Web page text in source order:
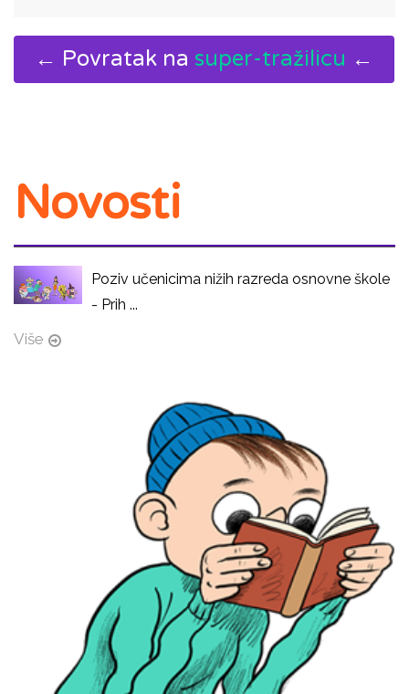
← Povratak na super-tražilicu ←
Novosti
Poziv učenicima nižih razreda osnovne škole
- Prih ...
Više